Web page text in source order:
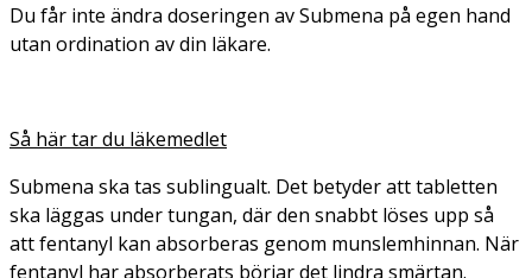
Du får inte ändra doseringen av Submena på egen hand
utan ordination av din läkare.
Så här tar du läkemedlet
Submena ska tas sublingualt. Det betyder att tabletten
ska läggas under tungan, där den snabbt löses upp så
att fentanyl kan absorberas genom munslemhinnan. När
fentanyl har absorberats börjar det lindra smärtan.